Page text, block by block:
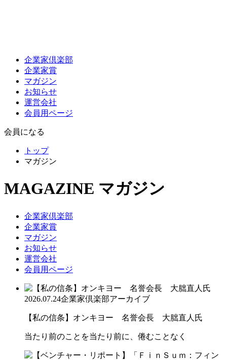
企業家倶楽部
企業家賞
マガジン
お知らせ
運営会社
会員用ページ
会員になる
トップ
マガジン
MAGAZINE マガジン
企業家倶楽部
企業家賞
マガジン
お知らせ
運営会社
会員用ページ
2026.07.24企業家倶楽部アーカイブ
【私の信条】オンキヨー 名誉会長 大朏直人氏
当たり前のことを当たり前に、倦むことなく